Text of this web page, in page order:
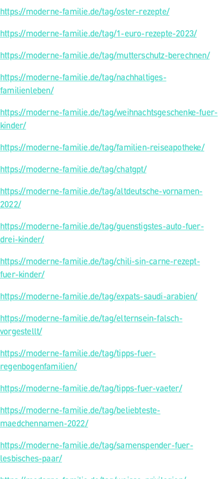
https://moderne-familie.de/tag/oster-rezepte/
https://moderne-familie.de/tag/1-euro-rezepte-2023/
https://moderne-familie.de/tag/mutterschutz-berechnen/
https://moderne-familie.de/tag/nachhaltiges-
familienleben/
https://moderne-familie.de/tag/weihnachtsgeschenke-fuer-
kinder/
https://moderne-familie.de/tag/familien-reiseapotheke/
https://moderne-familie.de/tag/chatgpt/
https://moderne-familie.de/tag/altdeutsche-vornamen-
2022/
https://moderne-familie.de/tag/guenstigstes-auto-fuer-
drei-kinder/
https://moderne-familie.de/tag/chili-sin-carne-rezept-
fuer-kinder/
https://moderne-familie.de/tag/expats-saudi-arabien/
https://moderne-familie.de/tag/elternsein-falsch-
vorgestellt/
https://moderne-familie.de/tag/tipps-fuer-
regenbogenfamilien/
https://moderne-familie.de/tag/tipps-fuer-vaeter/
https://moderne-familie.de/tag/beliebteste-
maedchennamen-2022/
https://moderne-familie.de/tag/samenspender-fuer-
lesbisches-paar/